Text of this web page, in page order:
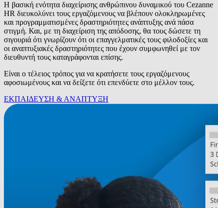
Η βασική ενότητα διαχείρισης ανθρώπινου δυναμικού του Cezanne
HR διευκολύνει τους εργαζόμενους να βλέπουν ολοκληρωμένες
και προγραμματισμένες δραστηριότητες ανάπτυξης ανά πάσα
στιγμή. Και, με τη διαχείριση της απόδοσης, θα τους δώσετε τη
σιγουριά ότι γνωρίζουν ότι οι επαγγελματικές τους φιλοδοξίες και
οι αναπτυξιακές δραστηριότητες που έχουν συμφωνηθεί με τον
διευθυντή τους καταγράφονται επίσης.
Είναι ο τέλειος τρόπος για να κρατήσετε τους εργαζόμενους
αφοσιωμένους και να δείξετε ότι επενδύετε στο μέλλον τους.
ΕΚΠΑΙΔΕΥΣΗ & ΑΝΑΠΤΥΞΗ